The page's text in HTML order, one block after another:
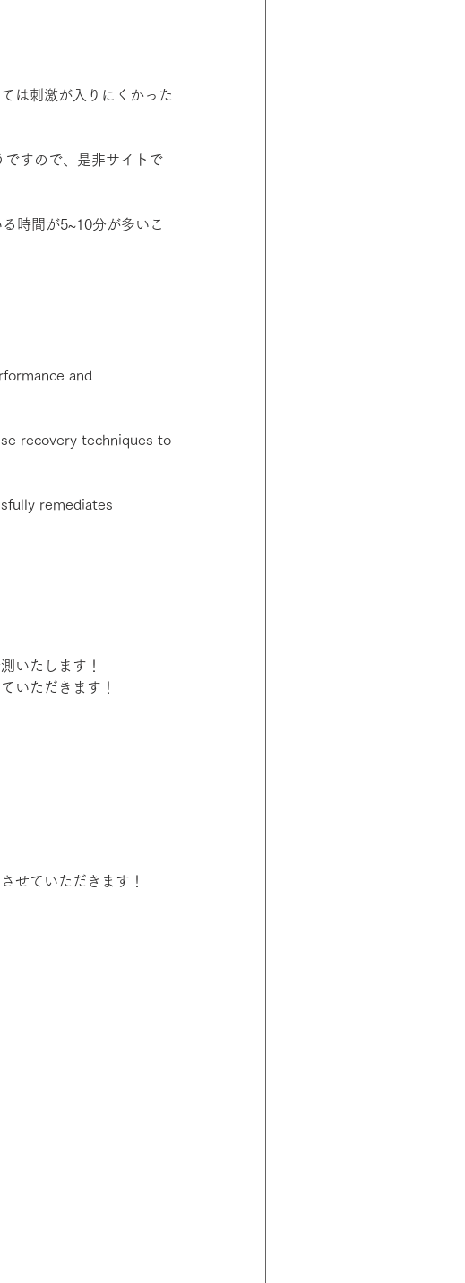
は刺激が入りにくかった
すので、是非サイトで
時間が5~10分が多いこ
and
recovery techniques to
remediates
いたします！
いただきます！
せていただきます！